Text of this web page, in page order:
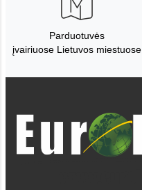
Parduotuvės
įvairiuose Lietuvos miestuose